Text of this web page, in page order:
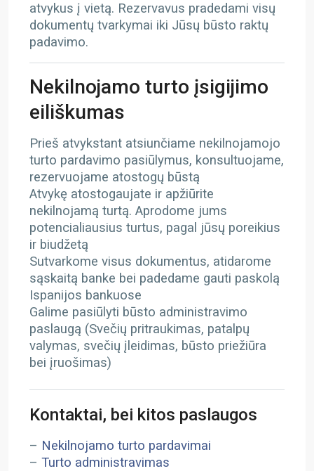
atvykus į vietą. Rezervavus pradedami visų
dokumentų tvarkymai iki Jūsų būsto raktų
padavimo.
Nekilnojamo turto įsigijimo
eiliškumas
Prieš atvykstant atsiunčiame nekilnojamojo
turto pardavimo pasiūlymus, konsultuojame,
rezervuojame atostogų būstą
Atvykę atostogaujate ir apžiūrite
nekilnojamą turtą. Aprodome jums
potencialiausius turtus, pagal jūsų poreikius
ir biudžetą
Sutvarkome visus dokumentus, atidarome
sąskaitą banke bei padedame gauti paskolą
Ispanijos bankuose
Galime pasiūlyti būsto administravimo
paslaugą (Svečių pritraukimas, patalpų
valymas, svečių įleidimas, būsto priežiūra
bei įruošimas)
Kontaktai, bei kitos paslaugos
– Nekilnojamo turto pardavimai
– Turto administravimas